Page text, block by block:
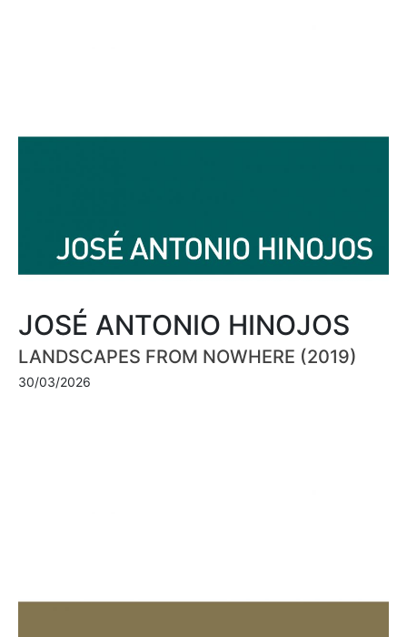
JOSÉ ANTONIO HINOJOS
LANDSCAPES FROM NOWHERE (2019)
30/03/2026